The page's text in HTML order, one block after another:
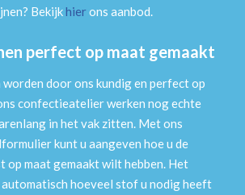
Bekijkhierons aanbod.
perfect op maat gemaakt
door ons kundig en perfect op
confectieatelier werken nog echte
in het vak zitten. Met ons
kunt u aangeven hoe u de
maat gemaakt wilt hebben. Het
automatisch hoeveel stof u nodig heeft